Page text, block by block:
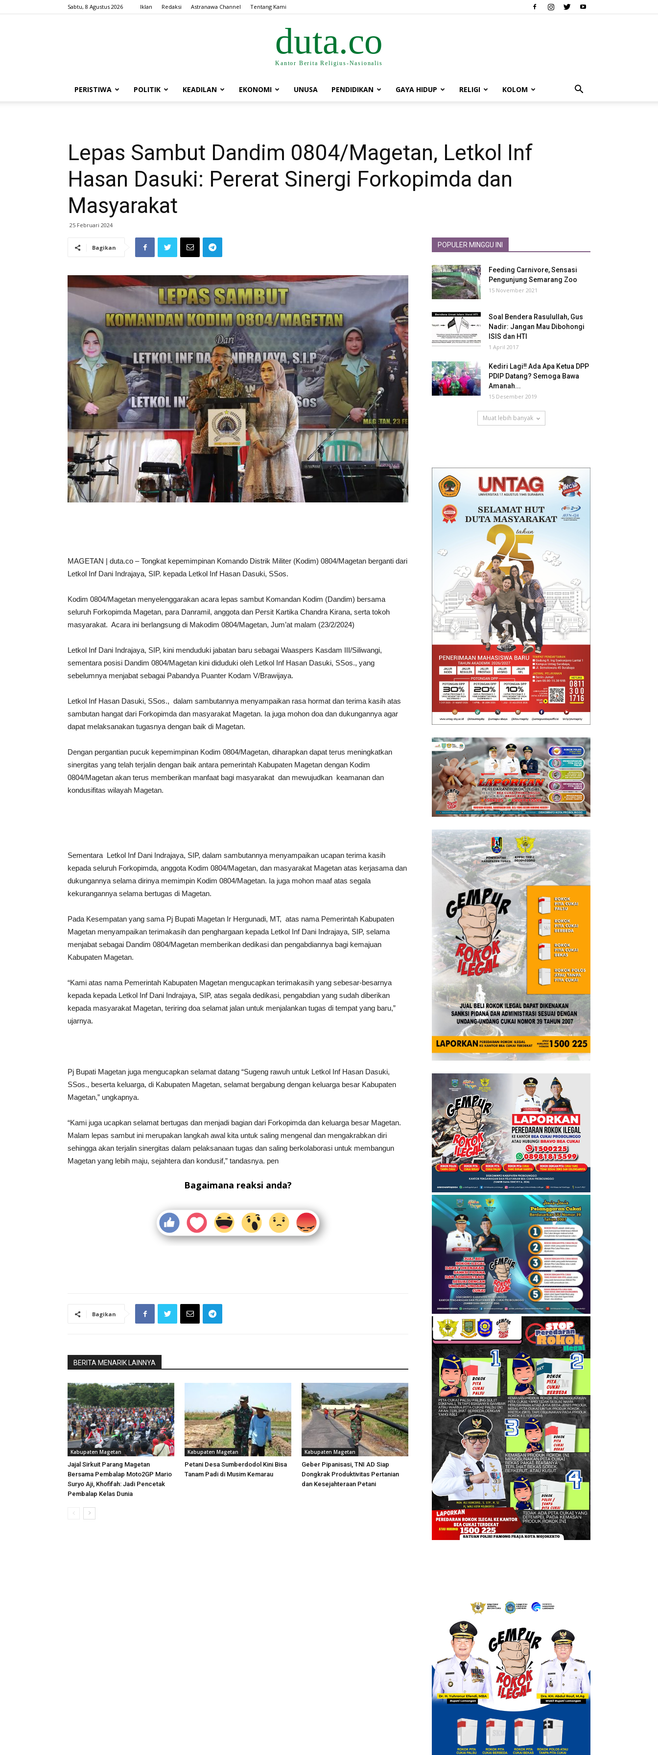
Sabtu, 8 Agustus 2026 Iklan Redaksi Astranawa Channel Tentang Kami
duta.co
Kantor Berita Religius-Nasionalis
PERISTIWA POLITIK KEADILAN EKONOMI UNUSA PENDIDIKAN GAYA HIDUP RELIGI KOLOM
Lepas Sambut Dandim 0804/Magetan, Letkol Inf
Hasan Dasuki: Pererat Sinergi Forkopimda dan
Masyarakat
25 Februari 2024
Bagikan
MAGETAN | duta.co – Tongkat kepemimpinan Komando Distrik Militer (Kodim) 0804/Magetan berganti dari
Letkol Inf Dani Indrajaya, SIP. kepada Letkol Inf Hasan Dasuki, SSos.
Kodim 0804/Magetan menyelenggarakan acara lepas sambut Komandan Kodim (Dandim) bersama
seluruh Forkopimda Magetan, para Danramil, anggota dan Persit Kartika Chandra Kirana, serta tokoh
masyarakat. Acara ini berlangsung di Makodim 0804/Magetan, Jum’at malam (23/2/2024)
Letkol Inf Dani Indrajaya, SIP, kini menduduki jabatan baru sebagai Waaspers Kasdam III/Siliwangi,
sementara posisi Dandim 0804/Magetan kini diduduki oleh Letkol Inf Hasan Dasuki, SSos., yang
sebelumnya menjabat sebagai Pabandya Puanter Kodam V/Brawijaya.
Letkol Inf Hasan Dasuki, SSos., dalam sambutannya menyampaikan rasa hormat dan terima kasih atas
sambutan hangat dari Forkopimda dan masyarakat Magetan. Ia juga mohon doa dan dukungannya agar
dapat melaksanakan tugasnya dengan baik di Magetan.
Dengan pergantian pucuk kepemimpinan Kodim 0804/Magetan, diharapkan dapat terus meningkatkan
sinergitas yang telah terjalin dengan baik antara pemerintah Kabupaten Magetan dengan Kodim
0804/Magetan akan terus memberikan manfaat bagi masyarakat dan mewujudkan keamanan dan
kondusifitas wilayah Magetan.
Sementara Letkol Inf Dani Indrajaya, SIP, dalam sambutannya menyampaikan ucapan terima kasih
kepada seluruh Forkopimda, anggota Kodim 0804/Magetan, dan masyarakat Magetan atas kerjasama dan
dukungannya selama dirinya memimpin Kodim 0804/Magetan. Ia juga mohon maaf atas segala
kekurangannya selama bertugas di Magetan.
Pada Kesempatan yang sama Pj Bupati Magetan Ir Hergunadi, MT, atas nama Pemerintah Kabupaten
Magetan menyampaikan terimakasih dan penghargaan kepada Letkol Inf Dani Indrajaya, SIP, selama
menjabat sebagai Dandim 0804/Magetan memberikan dedikasi dan pengabdiannya bagi kemajuan
Kabupaten Magetan.
“Kami atas nama Pemerintah Kabupaten Magetan mengucapkan terimakasih yang sebesar-besarnya
kepada kepada Letkol Inf Dani Indrajaya, SIP, atas segala dedikasi, pengabdian yang sudah diberikan
kepada masyarakat Magetan, teriring doa selamat jalan untuk menjalankan tugas di tempat yang baru,”
ujarnya.
Pj Bupati Magetan juga mengucapkan selamat datang “Sugeng rawuh untuk Letkol Inf Hasan Dasuki,
SSos., beserta keluarga, di Kabupaten Magetan, selamat bergabung dengan keluarga besar Kabupaten
Magetan,” ungkapnya.
“Kami juga ucapkan selamat bertugas dan menjadi bagian dari Forkopimda dan keluarga besar Magetan.
Malam lepas sambut ini merupakan langkah awal kita untuk saling mengenal dan mengakrabkan diri
sehingga akan terjalin sinergitas dalam pelaksanaan tugas dan saling berkolaborasi untuk membangun
Magetan yang lebih maju, sejahtera dan kondusif,” tandasnya. pen
Bagaimana reaksi anda?
Bagikan
BERITA MENARIK LAINNYA
Kabupaten Magetan
Jajal Sirkuit Parang Magetan
Bersama Pembalap Moto2GP Mario
Suryo Aji, Khofifah: Jadi Pencetak
Pembalap Kelas Dunia
Kabupaten Magetan
Petani Desa Sumberdodol Kini Bisa
Tanam Padi di Musim Kemarau
Kabupaten Magetan
Geber Pipanisasi, TNI AD Siap
Dongkrak Produktivitas Pertanian
dan Kesejahteraan Petani
POPULER MINGGU INI
Feeding Carnivore, Sensasi
Pengunjung Semarang Zoo
15 November 2021
Soal Bendera Rasulullah, Gus
Nadir: Jangan Mau Dibohongi
ISIS dan HTI
1 April 2017
Kediri Lagi‼ Ada Apa Ketua DPP
PDIP Datang? Semoga Bawa
Amanah...
15 Desember 2019
Muat lebih banyak